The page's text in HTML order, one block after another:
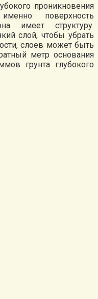
проникновения
поверхность
имеет структуру.
слой, чтобы убрать
слоев может быть
метр основания
грунта глубокого